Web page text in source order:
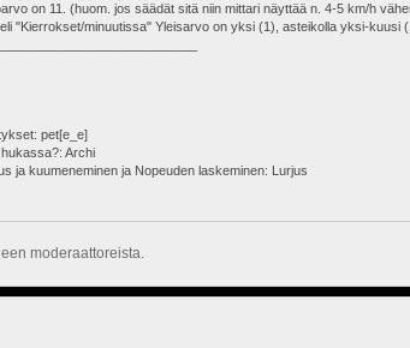
on 11. (huom. jos säädät sitä niin mittari näyttää n. 4-5 km/h
"Kierrokset/minuutissa" Yleisarvo on yksi (1), asteikolla yksi-kuusi
pet[e_e]
Archi
ja kuumeneminen ja Nopeuden laskeminen: Lurjus
moderaattoreista.